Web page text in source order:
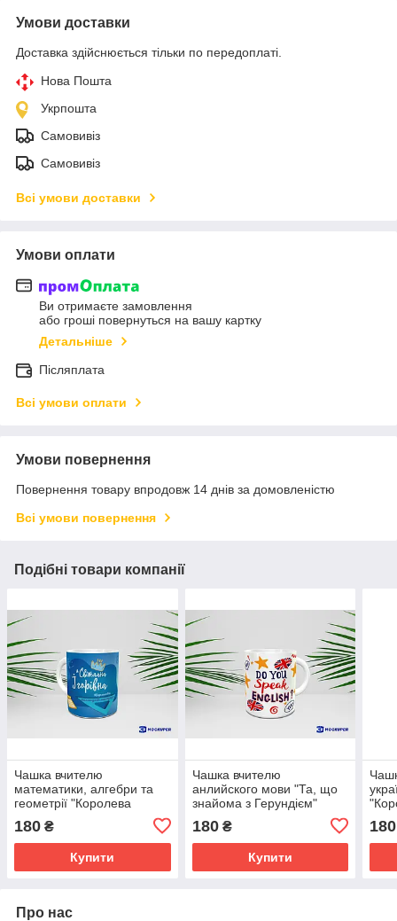
Умови доставки
Доставка здійснюється тільки по передоплаті.
Нова Пошта
Укрпошта
Самовивіз
Самовивіз
Всі умови доставки
Умови оплати
Ви отримаєте замовлення
або гроші повернуться на вашу картку
Детальніше
Післяплата
Всі умови оплати
Умови повернення
Повернення товару впродовж 14 днів за домовленістю
Всі умови повернення
Подібні товари компанії
Чашка вчителю
математики, алгебри та
геометрії "Королева
180 ₴
Купити
Чашка вчителю
анлийского мови "Та, що
знайома з Герундієм"
180₴
Купити
180
Про нас